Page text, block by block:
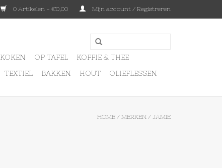
0 Artikelen - €0,00 Mijn account / Registreren
KOKEN OP TAFEL
KOFFIE & THEE
TEXTIEL BAKKEN HOUT OLIEFLESSEN
HOME / MERKEN / JAMIE